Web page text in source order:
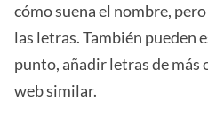
cómo suena el nombre,
las letras. También pueden
punto, añadir letras de
web similar.